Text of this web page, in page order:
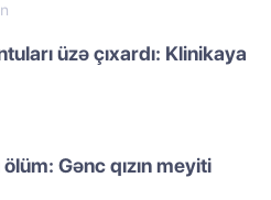
üzə çıxardı: Klinikaya
Gənc qızın meyiti